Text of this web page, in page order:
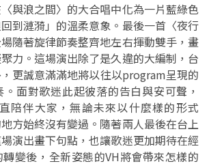
與浪之間〉的大合唱中化為一片藍綠色
到漣漪」的溫柔意象。最後一首〈夜行
隨著旋律節奏整齊地左右揮動雙手，畫
力。這場演出除了是久違的大編制，台
更誠意滿滿地將以往以program呈現的
面對歌迷此起彼落的告白與安可聲，
陪伴大家，無論未來以什麼樣的形式
地方始終沒有變過。隨著兩人最後在台上
演出畫下句點，也讓歌迷更加期待在經
變後，全新姿態的VH將會帶來怎樣的